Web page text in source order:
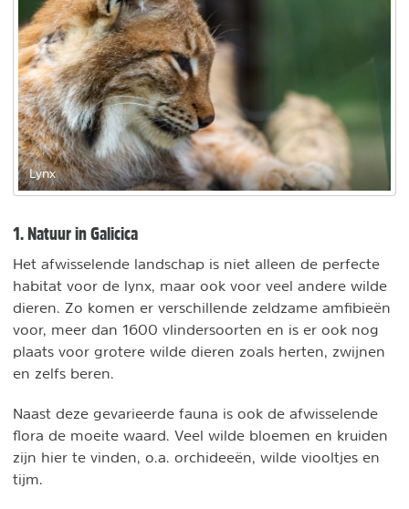
Lynx
1. Natuur in Galicica
Het afwisselende landschap is niet alleen de perfecte
habitat voor de lynx, maar ook voor veel andere wilde
dieren. Zo komen er verschillende zeldzame amfibieën
voor, meer dan 1600 vlindersoorten en is er ook nog
plaats voor grotere wilde dieren zoals herten, zwijnen
en zelfs beren.
Naast deze gevarieerde fauna is ook de afwisselende
flora de moeite waard. Veel wilde bloemen en kruiden
zijn hier te vinden, o.a. orchideeën, wilde viooltjes en
tijm.